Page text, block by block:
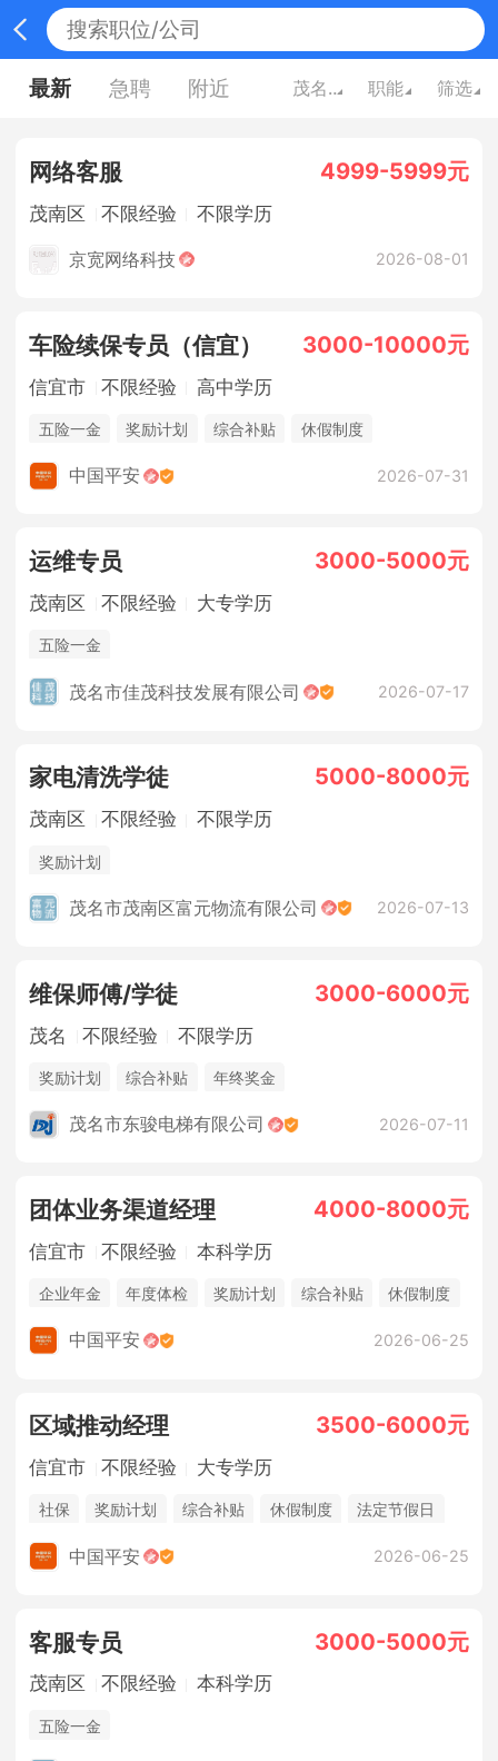
最新 急聘 附近 茂名广东 职能 筛选
网络客服 4999-5999元
茂南区 不限经验 不限学历
京宽网络科技 2026-08-01
车险续保专员（信宜） 3000-10000元
信宜市 不限经验 高中学历
五险一金 奖励计划 综合补贴
休假制度
法定节假日
中国平安 2026-07-31
运维专员 3000-5000元
茂南区 不限经验 大专学历
五险一金
茂名市佳茂科技发展有限公司 2026-07-17
家电清洗学徒 5000-8000元
茂南区 不限经验 不限学历
奖励计划
茂名市茂南区富元物流有限公司 2026-07-13
维保师傅/学徒 3000-6000元
茂名 不限经验 不限学历
奖励计划 综合补贴 年终奖金
茂名市东骏电梯有限公司 2026-07-11
团体业务渠道经理 4000-8000元
信宜市 不限经验 本科学历
企业年金 年度体检 奖励计划 综合补贴
休假制度
法定节假日
中国平安 2026-06-25
区域推动经理 3500-6000元
信宜市 不限经验 大专学历
社保 奖励计划 综合补贴 休假制度
法定节假日
年终奖金
中国平安 2026-06-25
客服专员 3000-5000元
茂南区 不限经验 本科学历
五险一金